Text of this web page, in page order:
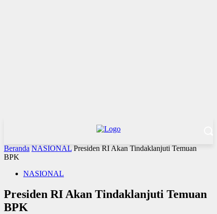
Beranda NASIONAL Presiden RI Akan Tindaklanjuti Temuan
BPK
NASIONAL
Presiden RI Akan Tindaklanjuti Temuan
BPK